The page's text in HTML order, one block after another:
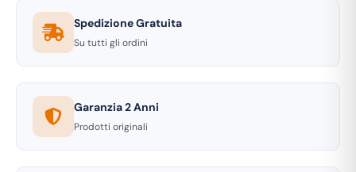
Spedizione Gratuita
Su tutti gli ordini
Garanzia 2 Anni
Prodotti originali